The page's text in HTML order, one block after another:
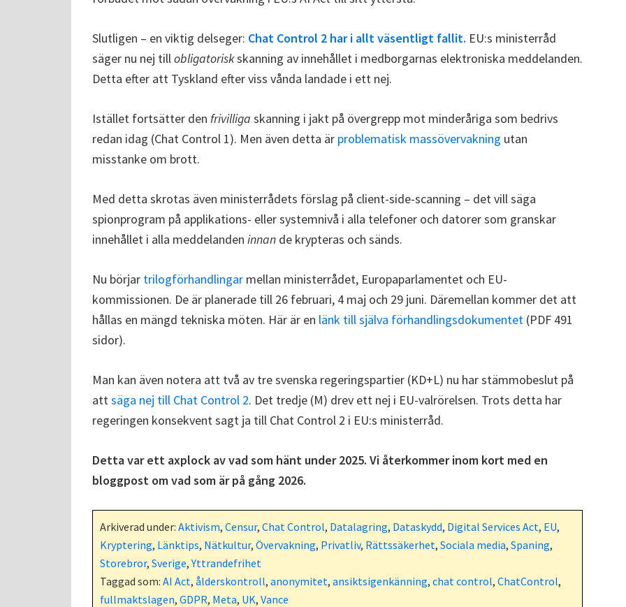
Slutligen – en viktig delseger: Chat Control 2 har i allt väsentligt fallit. EU:s ministerråd
säger nu nej tillobligatoriskskanning av innehållet i medborgarnas elektroniska meddelanden.
Detta efter att Tyskland efter viss vånda landade i ett nej.
Istället fortsätter den frivilliga skanning i jakt på övergrepp mot minderåriga som bedrivs
redan idag (Chat Control 1). Men även detta är problematisk massövervakning utan
misstanke om brott.
Med detta skrotas även ministerrådets förslag på client-side-scanning – det vill säga
spionprogram på applikations- eller systemnivå i alla telefoner och datorer som granskar
innehållet i alla meddelanden innan de krypteras och sänds.
Nu börjar trilogförhandlingar mellan ministerrådet, Europaparlamentet och EU-
kommissionen. De är planerade till 26 februari, 4 maj och 29 juni. Däremellan kommer det att
hållas en mängd tekniska möten. Här är en länk till själva förhandlingsdokumentet (PDF 491
sidor).
Man kan även notera att två av tre svenska regeringspartier (KD+L) nu har stämmobeslut på
attsäga nej till Chat Control 2. Det tredje (M) drev ett nej i EU-valrörelsen. Trots detta har
regeringen konsekvent sagt ja till Chat Control 2 i EU:s ministerråd.
Detta var ett axplock av vad som hänt under 2025. Vi återkommer inom kort med en
bloggpost om vad som är på gång 2026.
Arkiverad under: Aktivism, Censur, Chat Control, Datalagring, Dataskydd, Digital Services Act, EU,
Kryptering, Länktips, Nätkultur, Övervakning, Privatliv, Rättssäkerhet, Sociala media, Spaning,
Storebror, Sverige,Yttrandefrihet
Taggad som: AI Act, ålderskontroll, anonymitet, ansiktsigenkänning, chat control, ChatControl,
fullmaktslagen, GDPR, Meta, UK, Vance